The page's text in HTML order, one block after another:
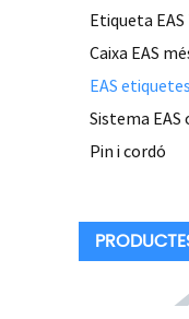
Etiqueta
Caixa EAS
EAS
Sistema EAS
Pin i cordó